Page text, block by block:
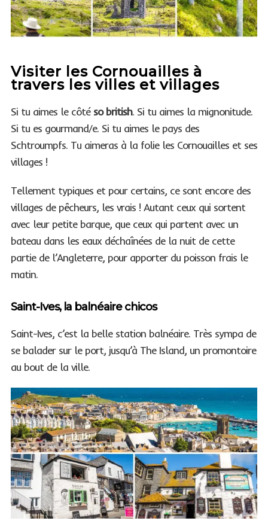
Visiter les Cornouailles à
travers les villes et villages
Si tu aimes le côté so british. Si tu aimes la mignonitude.
Si tu es gourmand/e. Si tu aimes le pays des
Schtroumpfs. Tu aimeras à la folie les Cornouailles et ses
villages !
Tellement typiques et pour certains, ce sont encore des
villages de pêcheurs, les vrais ! Autant ceux qui sortent
avec leur petite barque, que ceux qui partent avec un
bateau dans les eaux déchaînées de la nuit de cette
partie de l’Angleterre, pour apporter du poisson frais le
matin.
Saint-Ives, la balnéaire chicos
Saint-Ives, c’est la belle station balnéaire. Très sympa de
se balader sur le port, jusqu’à The Island, un promontoire
au bout de la ville.